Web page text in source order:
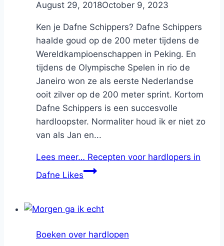
ByNicole
August 29, 2018October 9, 2023
Ken je Dafne Schippers? Dafne Schippers
haalde goud op de 200 meter tijdens de
Wereldkampioenschappen in Peking. En
tijdens de Olympische Spelen in rio de
Janeiro won ze als eerste Nederlandse
ooit zilver op de 200 meter sprint. Kortom
Dafne Schippers is een succesvolle
hardloopster. Normaliter houd ik er niet zo
van als Jan en...
Lees meer… Recepten voor hardlopers in
Dafne Likes
Boeken over hardlopen